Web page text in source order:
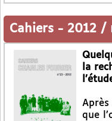
Cahiers - 2012 /
la
que